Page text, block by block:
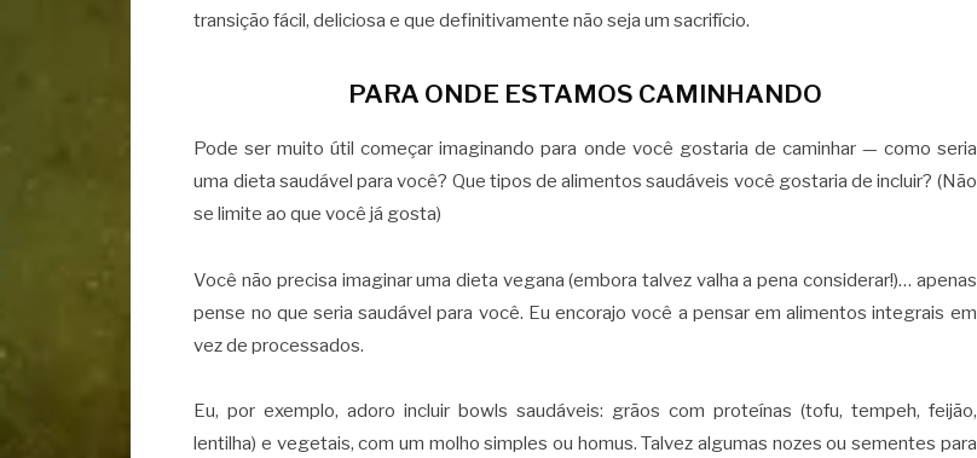
transição fácil, deliciosa e que definitivamente não seja um sacrifício.
PARA ONDE ESTAMOS CAMINHANDO
Pode ser muito útil começar imaginando para onde você gostaria de caminhar — como seria
uma dieta saudável para você? Que tipos de alimentos saudáveis você gostaria de incluir? (Não
se limite ao que você já gosta)
Você não precisa imaginar uma dieta vegana (embora talvez valha a pena considerar!)… apenas
pense no que seria saudável para você. Eu encorajo você a pensar em alimentos integrais em
vez de processados.
Eu, por exemplo, adoro incluir bowls saudáveis: grãos com proteínas (tofu, tempeh, feijão,
lentilha) e vegetais, com um molho simples ou homus. Talvez algumas nozes ou sementes para